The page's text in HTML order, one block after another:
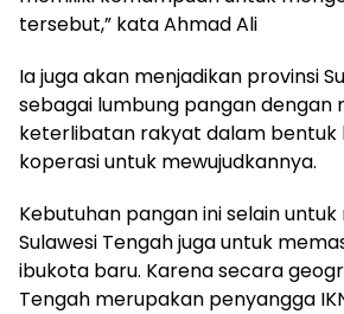
tersebut,” kata Ahmad Ali
Ia juga akan menjadikan provinsi
sebagai lumbung pangan dengan
keterlibatan rakyat dalam bentuk
koperasi untuk mewujudkannya.
Kebutuhan pangan ini selain
Sulawesi Tengah juga untuk
ibukota baru. Karena secara
Tengah merupakan penyangga